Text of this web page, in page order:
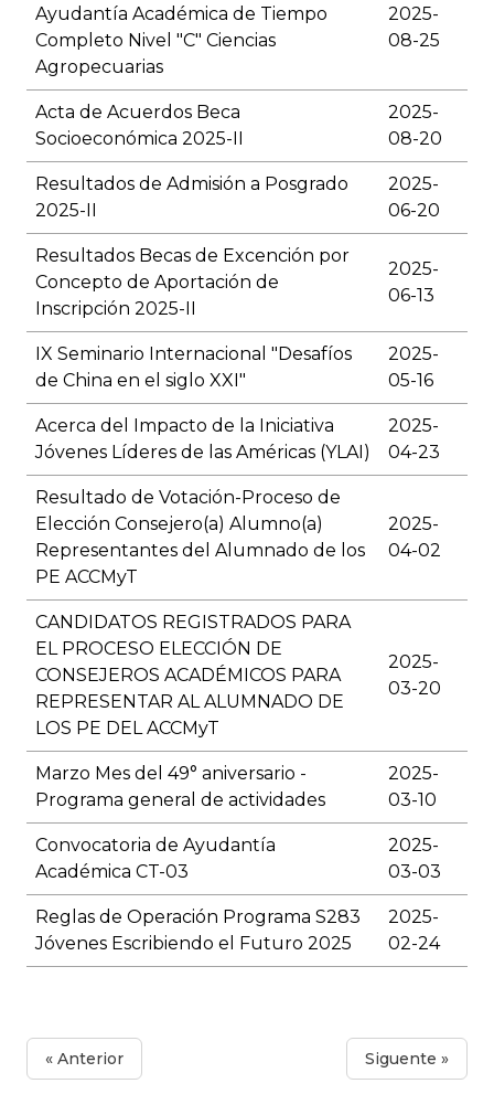
Ayudantía Académica de Tiempo
Completo Nivel "C" Ciencias
Agropecuarias
2025-
08-25
Acta de Acuerdos Beca
Socioeconómica 2025-II
2025-
08-20
Resultados de Admisión a Posgrado
2025-II
2025-
06-20
Resultados Becas de Excención por
Concepto de Aportación de
Inscripción 2025-II
2025-
06-13
IX Seminario Internacional "Desafíos
de China en el siglo XXI"
2025-
05-16
Acerca del Impacto de la Iniciativa
Jóvenes Líderes de las Américas (YLAI)
2025-
04-23
Resultado de Votación-Proceso de
Elección Consejero(a) Alumno(a)
Representantes del Alumnado de los
PE ACCMyT
2025-
04-02
CANDIDATOS REGISTRADOS PARA
EL PROCESO ELECCIÓN DE
CONSEJEROS ACADÉMICOS PARA
REPRESENTAR AL ALUMNADO DE
LOS PE DEL ACCMyT
2025-
03-20
Marzo Mes del 49° aniversario -
Programa general de actividades
2025-
03-10
Convocatoria de Ayudantía
Académica CT-03
2025-
03-03
Reglas de Operación Programa S283
Jóvenes Escribiendo el Futuro 2025
2025-
02-24
« Anterior Siguente »